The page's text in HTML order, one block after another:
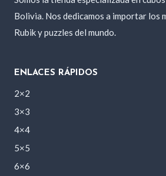
Bolivia. Nos dedicamos a importar los
Rubik y puzzles del mundo.
ENLACES RÁPIDOS
2×2
3×3
4×4
5×5
6×6